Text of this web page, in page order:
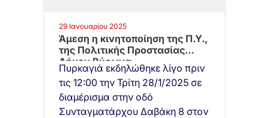
29 Ιανουαρίου 2025
Άμεση η κινητοποίηση της Π.Υ.,
της Πολιτικής Προστασίας
Δήμου Βύρωνα…
Πυρκαγιά εκδηλώθηκε λίγο πριν
τις 12:00 την Τρίτη 28/1/2025 σε
διαμέρισμα στην οδό
Συνταγματάρχου Δαβάκη 8 στον